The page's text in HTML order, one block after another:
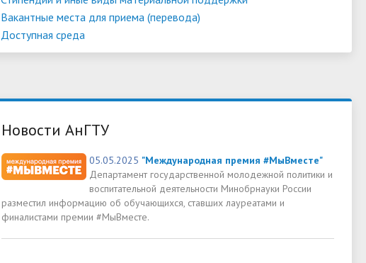
Вакантные места для приема (перевода)
Доступная среда
Новости АнГТУ
05.05.2025 "Международная премия #МыВместе"
Департамент государственной молодежной политики и
воспитательной деятельности Минобрнауки России
разместил информацию об обучающихся, ставших лауреатами и
финалистами премии #МыВместе.